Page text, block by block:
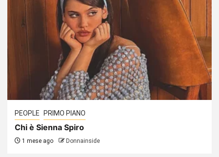
PEOPLE PRIMO PIANO
Chi è Sienna Spiro
1 mese ago Donnainside